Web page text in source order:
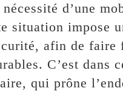
d’une
situation impose
afin de faire
C’est dans
qui prône